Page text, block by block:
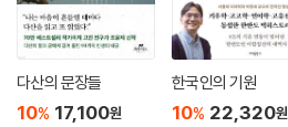
다산의 문장들
10% 17,100원
한국인의 기원
10% 22,320원